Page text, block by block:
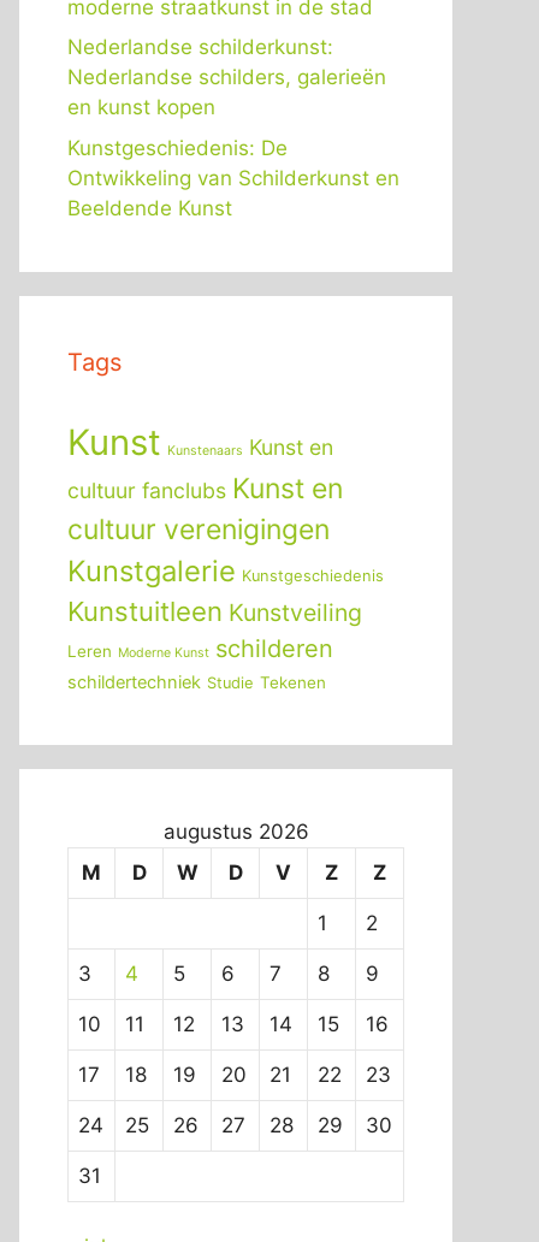
moderne straatkunst in de stad
Nederlandse schilderkunst:
Nederlandse schilders, galerieën
en kunst kopen
Kunstgeschiedenis: De
Ontwikkeling van Schilderkunst en
Beeldende Kunst
Tags
Kunst Kunstenaars Kunst en
cultuur fanclubs Kunst en
cultuur verenigingen
Kunstgalerie Kunstgeschiedenis
Kunstuitleen Kunstveiling
Leren Moderne Kunst schilderen
schildertechniek Studie Tekenen
augustus 2026
M
D W D V Z Z
1 2
3 4 5 6 7 8 9
10 11 12 13 14 15 16
17 18 19 20 21 22 23
24 25 26 27 28 29 30
31